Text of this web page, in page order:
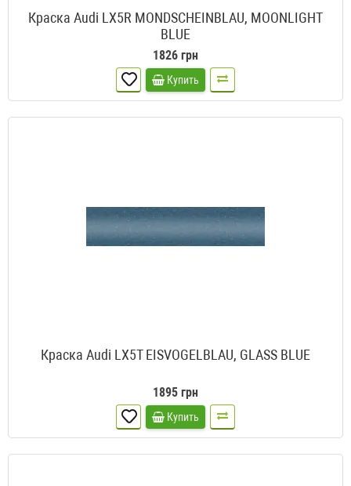
Краска Audi LX5R MONDSCHEINBLAU, MOONLIGHT
BLUE
1826 грн
Купить
Краска Audi LX5T EISVOGELBLAU, GLASS BLUE
1895 грн
Купить